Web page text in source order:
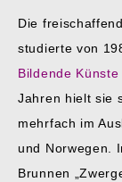
Die
studierte von
Bildende Künste
Jahren hielt sie
mehrfach im
und Norwegen.
Brunnen